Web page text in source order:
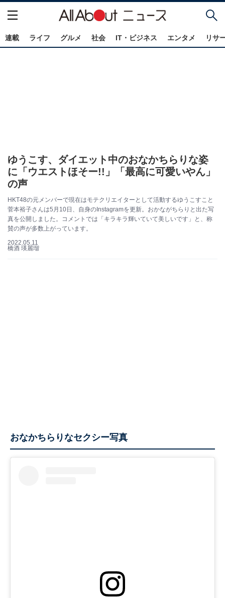
連載 ライフ グルメ 社会 IT・ビジネス エンタメ リサ
ゆうこす、ダイエット中のおなかちらりな姿
に「ウエストほそー!!」「最高に可愛いやん」
の声
HKT48の元メンバーで現在はモテクリエイターとして活動するゆうこすこと
菅本裕子さんは5月10日、自身のInstagramを更新。おかながちらりと出た写
真を公開しました。コメントでは「キラキラ輝いていて美しいです」と、称
賛の声が多数上がっています。
2022.05.11
橋酒 瑛麗瑠
おなかちらりなセクシー写真